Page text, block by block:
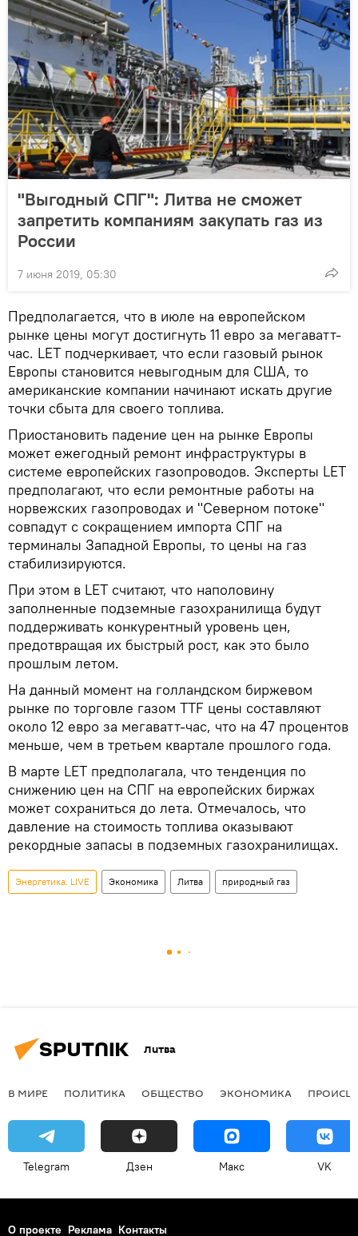
"Выгодный СПГ": Литва не сможет
запретить компаниям закупать газ из
России
7 июня 2019, 05:30
Предполагается, что в июле на европейском
рынке цены могут достигнуть 11 евро за мегаватт-
час. LET подчеркивает, что если газовый рынок
Европы становится невыгодным для США, то
американские компании начинают искать другие
точки сбыта для своего топлива.
Приостановить падение цен на рынке Европы
может ежегодный ремонт инфраструктуры в
системе европейских газопроводов. Эксперты LET
предполагают, что если ремонтные работы на
норвежских газопроводах и "Северном потоке"
совпадут с сокращением импорта СПГ на
терминалы Западной Европы, то цены на газ
стабилизируются.
При этом в LET считают, что наполовину
заполненные подземные газохранилища будут
поддерживать конкурентный уровень цен,
предотвращая их быстрый рост, как это было
прошлым летом.
На данный момент на голландском биржевом
рынке по торговле газом TTF цены составляют
около 12 евро за мегаватт-час, что на 47 процентов
меньше, чем в третьем квартале прошлого года.
В марте LET предполагала, что тенденция по
снижению цен на СПГ на европейских биржах
может сохраниться до лета. Отмечалось, что
давление на стоимость топлива оказывают
рекордные запасы в подземных газохранилищах.
Энергетика. LIVE Экономика Литва природный газ
Литва
В МИРЕ ПОЛИТИКА ОБЩЕСТВО ЭКОНОМИКА
Telegram Дзен Макс VK
О проекте Реклама Контакты